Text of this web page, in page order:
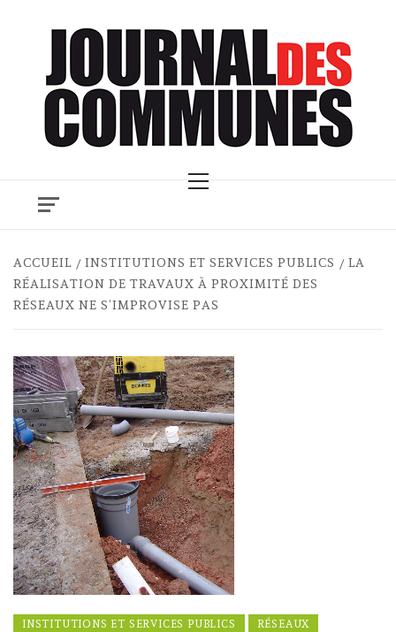
Menu
ACCUEIL INSTITUTIONS ET SERVICES PUBLICS
LA
RÉALISATION DE TRAVAUX À PROXIMITÉ DES
RÉSEAUX NE S’IMPROVISE PAS
INSTITUTIONS ET SERVICES PUBLICS RÉSEAUX